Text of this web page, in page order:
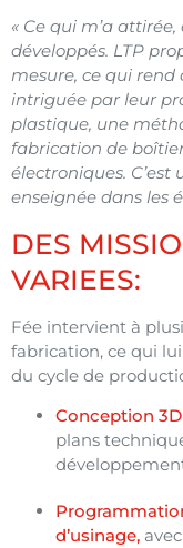
« Ce qui m’a
développés. LTP
mesure, ce qui rend
intriguée par leur
plastique, une
fabrication de
électroniques. C’est
enseignée dans les
DES
VARIEES:
Fée intervient à
fabrication, ce qui
du cycle de
Conception
plans
d’usinage,